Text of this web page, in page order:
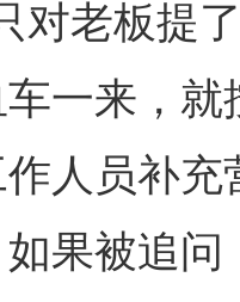
对老板提
一来，
人员补
果被追